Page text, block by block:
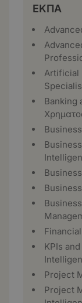
ΕΚΠΑ
Artificial
Banking
KPIs
Project
Project